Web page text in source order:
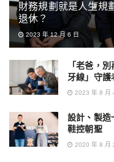
財務規劃就是人生規
退休？
2023 年 12 月 6 日
「老爸，
牙線」守護
2023 年 8 月
設計、製
鞋控朝聖
2020 年 8 月